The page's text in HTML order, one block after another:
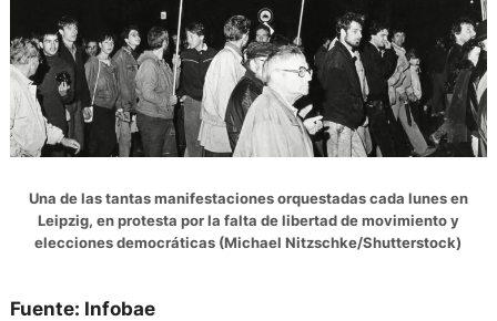
Una de las tantas manifestaciones orquestadas cada lunes en
Leipzig, en protesta por la falta de libertad de movimiento y
elecciones democráticas (Michael Nitzschke/Shutterstock)
Fuente: Infobae